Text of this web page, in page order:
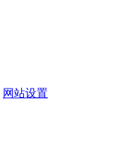
网站设置